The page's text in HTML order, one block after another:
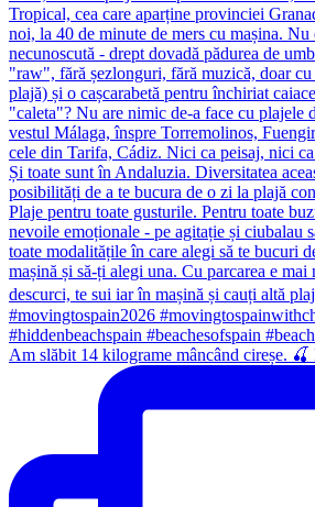
Am slăbit 14 kilograme mâncând cireșe. 🍒